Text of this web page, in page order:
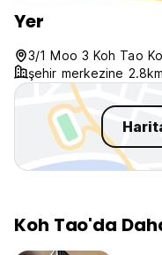
Yer
3/1 Moo 3 Koh Tao
şehir merkezine 2.8km
Koh Tao'da